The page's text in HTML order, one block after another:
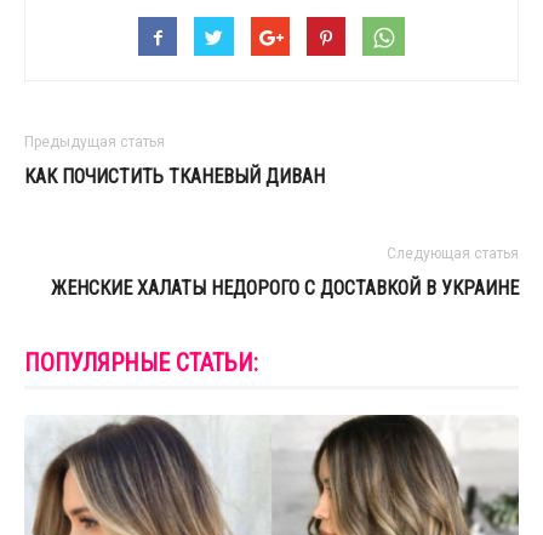
Предыдущая статья
КАК ПОЧИСТИТЬ ТКАНЕВЫЙ ДИВАН
Следующая статья
ЖЕНСКИЕ ХАЛАТЫ НЕДОРОГО С ДОСТАВКОЙ В УКРАИНЕ
ПОПУЛЯРНЫЕ СТАТЬИ: